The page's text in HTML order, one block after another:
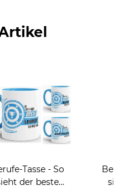
Tasse - So
der beste